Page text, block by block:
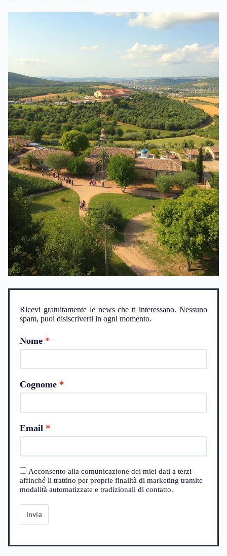
Ricevi gratuitamente le news che ti interessano. Nessuno
spam, puoi disiscriverti in ogni momento.
Nome
Cognome
Email
Acconsento alla comunicazione dei miei dati a terzi
affinché li trattino per proprie finalità di marketing tramite
modalità automatizzate e tradizionali di contatto.
Invia